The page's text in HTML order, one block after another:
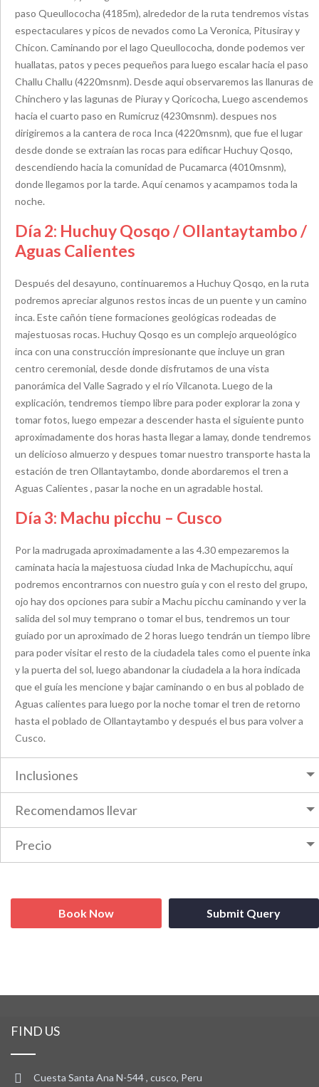
paso Queullococha (4185m), alrededor de la ruta tendremos vistas
espectaculares y picos de nevados como La Veronica, Pitusiray y
Chicon. Caminando por el lago Queullococha, donde podemos ver
huallatas, patos y peces pequeños para luego escalar hacia el paso
Challu Challu (4220msnm). Desde aqui observaremos las llanuras de
Chinchero y las lagunas de Piuray y Qoricocha, Luego ascendemos
hacia el cuarto paso en Rumicruz (4230msnm). despues nos
dirigiremos a la cantera de roca Inca (4220msnm), que fue el lugar
desde donde se extraían las rocas para edificar Huchuy Qosqo,
descendiendo hacia la comunidad de Pucamarca (4010msnm),
donde llegamos por la tarde. Aquí cenamos y acampamos toda la
noche.
Día 2: Huchuy Qosqo / Ollantaytambo /
Aguas Calientes
Después del desayuno, continuaremos a Huchuy Qosqo, en la ruta
podremos apreciar algunos restos incas de un puente y un camino
inca. Este cañón tiene formaciones geológicas rodeadas de
majestuosas rocas. Huchuy Qosqo es un complejo arqueológico
inca con una construcción impresionante que incluye un gran
centro ceremonial, desde donde disfrutamos de una vista
panorámica del Valle Sagrado y el río Vilcanota. Luego de la
explicación, tendremos tiempo libre para poder explorar la zona y
tomar fotos, luego empezar a descender hasta el siguiente punto
aproximadamente dos horas hasta llegar a lamay, donde tendremos
un delicioso almuerzo y despues tomar nuestro transporte hasta la
estación de tren Ollantaytambo, donde abordaremos el tren a
Aguas Calientes , pasar la noche en un agradable hostal.
Día 3: Machu picchu – Cusco
Por la madrugada aproximadamente a las 4.30 empezaremos la
caminata hacia la majestuosa ciudad Inka de Machupicchu, aquí
podremos encontrarnos con nuestro guía y con el resto del grupo,
ojo hay dos opciones para subir a Machu picchu caminando y ver la
salida del sol muy temprano o tomar el bus, tendremos un tour
guiado por un aproximado de 2 horas luego tendrán un tiempo libre
para poder visitar el resto de la ciudadela tales como el puente inka
y la puerta del sol, luego abandonar la ciudadela a la hora indicada
que el guía les mencione y bajar caminando o en bus al poblado de
Aguas calientes para luego por la noche tomar el tren de retorno
hasta el poblado de Ollantaytambo y después el bus para volver a
Cusco.
Inclusiones
Recomendamos llevar
Precio
Book Now Submit Query
FIND US
Cuesta Santa Ana N-544 , cusco, Peru